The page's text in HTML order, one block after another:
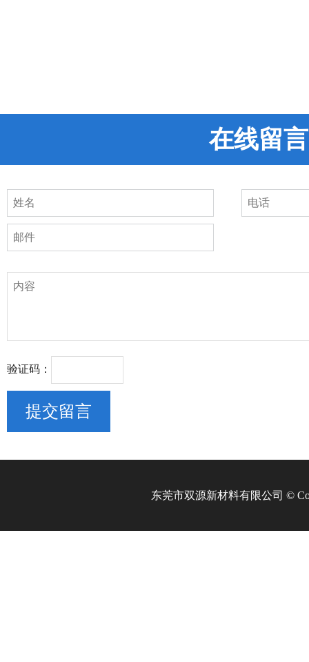
在线留言
验证码：
东莞市双源新材料有限公司 ©